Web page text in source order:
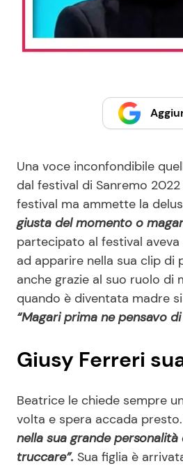
Una voce inconfondibile
dal festival di Sanremo 2022
festival ma ammette la
giusta del momento o
partecipato al festival
ad apparire nella sua clip di
anche grazie al suo ruolo di
quando è diventata madre
“Magari prima ne pensavo
Giusy Ferreri
Beatrice le chiede sempre
volta e spera accada
nella sua grande personalità
truccare”. Sua figlia è